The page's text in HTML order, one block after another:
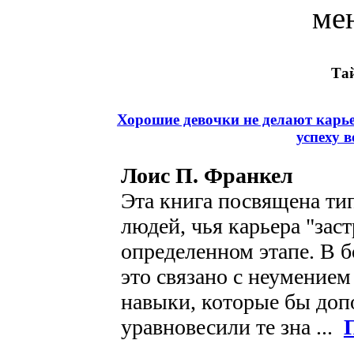
Хорошие девочки не делают
успеху
Лоис П. Франкел
Эта книга посвящена
людей, чья карьера
определенном этапе. В
это связано с
навыки, которые бы
уравновесили те зна ...